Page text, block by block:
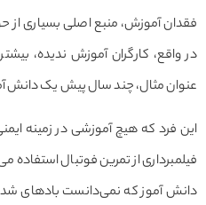
آموزش، منبع اصلی بسیاری از
کارگران آموزش ندیده،
مثال، چند سال پیش یک دانش آموز
که هیچ آموزشی در زمینه ایمنی
از تمرین فوتبال استفاده
آموز که نمی‌دانست بادهای شدید